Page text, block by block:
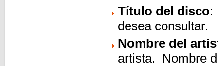
Título del disco:
desea consultar.
Nombre del
artista. Nombre